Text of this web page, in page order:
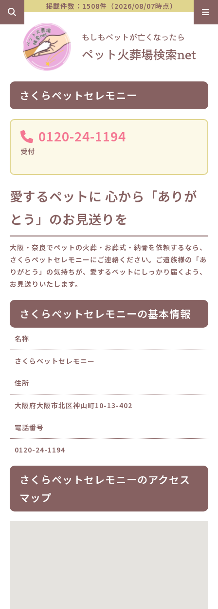
掲載件数：1508件（2026/08/07時点）
さくらペットセレモニー
0120-24-1194
受付
愛するペットに 心から「ありが
とう」のお見送りを
大阪・奈良でペットの火葬・お葬式・納骨を依頼するなら、
さくらペットセレモニーにご連絡ください。ご遺族様の「あ
りがとう」の気持ちが、愛するペットにしっかり届くよう、
お見送りいたします。
さくらペットセレモニーの基本情報
名称
さくらペットセレモニー
住所
大阪府大阪市北区神山町10-13-402
電話番号
0120-24-1194
さくらペットセレモニーのアクセス
マップ